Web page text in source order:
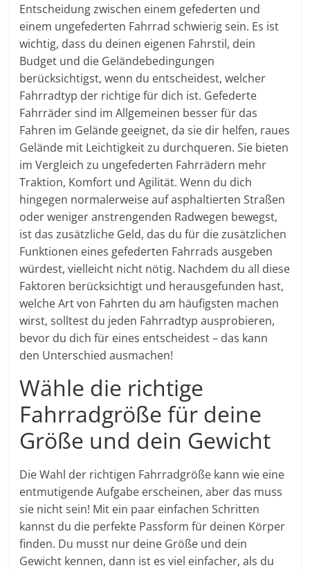
Entscheidung zwischen einem gefederten und
einem ungefederten Fahrrad schwierig sein. Es ist
wichtig, dass du deinen eigenen Fahrstil, dein
Budget und die Geländebedingungen
berücksichtigst, wenn du entscheidest, welcher
Fahrradtyp der richtige für dich ist. Gefederte
Fahrräder sind im Allgemeinen besser für das
Fahren im Gelände geeignet, da sie dir helfen, raues
Gelände mit Leichtigkeit zu durchqueren. Sie bieten
im Vergleich zu ungefederten Fahrrädern mehr
Traktion, Komfort und Agilität. Wenn du dich
hingegen normalerweise auf asphaltierten Straßen
oder weniger anstrengenden Radwegen bewegst,
ist das zusätzliche Geld, das du für die zusätzlichen
Funktionen eines gefederten Fahrrads ausgeben
würdest, vielleicht nicht nötig. Nachdem du all diese
Faktoren berücksichtigt und herausgefunden hast,
welche Art von Fahrten du am häufigsten machen
wirst, solltest du jeden Fahrradtyp ausprobieren,
bevor du dich für eines entscheidest – das kann
den Unterschied ausmachen!
Wähle die richtige
Fahrradgröße für deine
Größe und dein Gewicht
Die Wahl der richtigen Fahrradgröße kann wie eine
entmutigende Aufgabe erscheinen, aber das muss
sie nicht sein! Mit ein paar einfachen Schritten
kannst du die perfekte Passform für deinen Körper
finden. Du musst nur deine Größe und dein
Gewicht kennen, dann ist es viel einfacher, als du